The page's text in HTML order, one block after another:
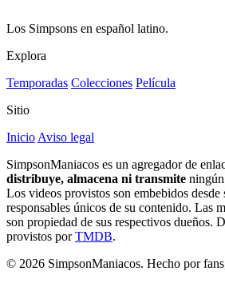
Los Simpsons en español latino.
Explora
Temporadas Colecciones Película
Sitio
Inicio Aviso legal
SimpsonManiacos es un agregador de
distribuye, almacena ni transmite
Los videos provistos son embebidos desde
responsables únicos de su contenido. Las
son propiedad de sus respectivos dueños.
provistos porTMDB.
© 2026 SimpsonManiacos. Hecho por